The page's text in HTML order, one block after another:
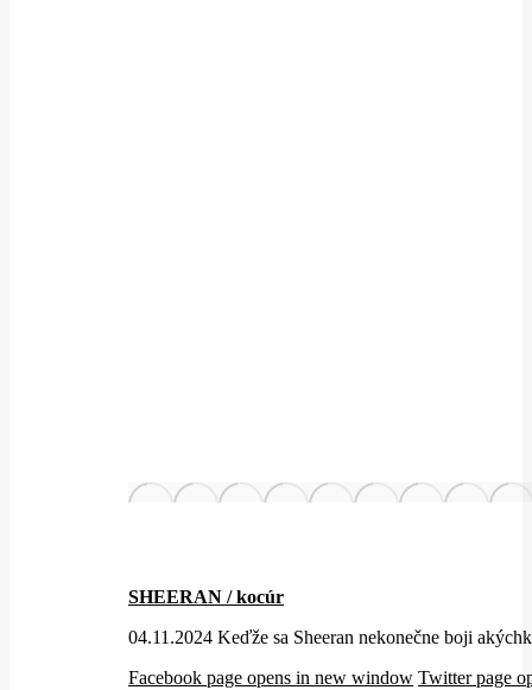
SHEERAN / kocúr
04.11.2024 Keďže sa Sheeran nekonečne boji
Facebook page opens in new window Twitter page